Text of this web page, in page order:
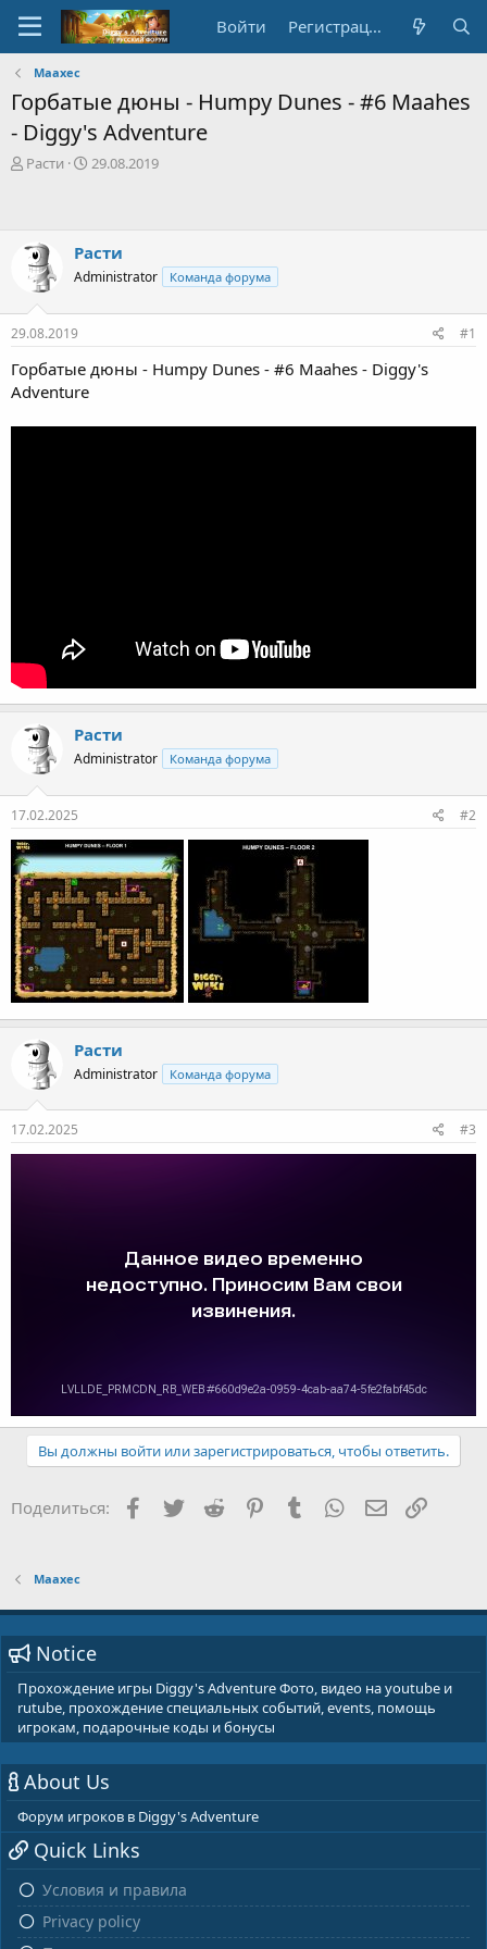
Войти Регистрация
Маахес
Горбатые дюны - Humpy Dunes - #6 Maahes
- Diggy's Adventure
А
т
е
м
ы
Расти
Д
о
з
а
я
29.08.2019
Расти
Administrator Команда форума
29.08.2019 #1
Горбатые дюны - Humpy Dunes - #6 Maahes - Diggy's
Adventure
Расти
Administrator Команда форума
17.02.2025 #2
Расти
Administrator Команда форума
17.02.2025 #3
Вы должны войти или зарегистрироваться, чтобы ответить.
Поделиться: Facebook
Twitter Reddit PinterestTumblr WhatsApp
E-mail
Маахес
Notice
Прохождение игры Diggy's Adventure Фото, видео на youtube и
rutube, прохождение специальных событий, events, помощь
игрокам, подарочные коды и бонусы
About Us
Форум игроков в Diggy's Adventure
Quick Links
Условия и правила
Privacy policy